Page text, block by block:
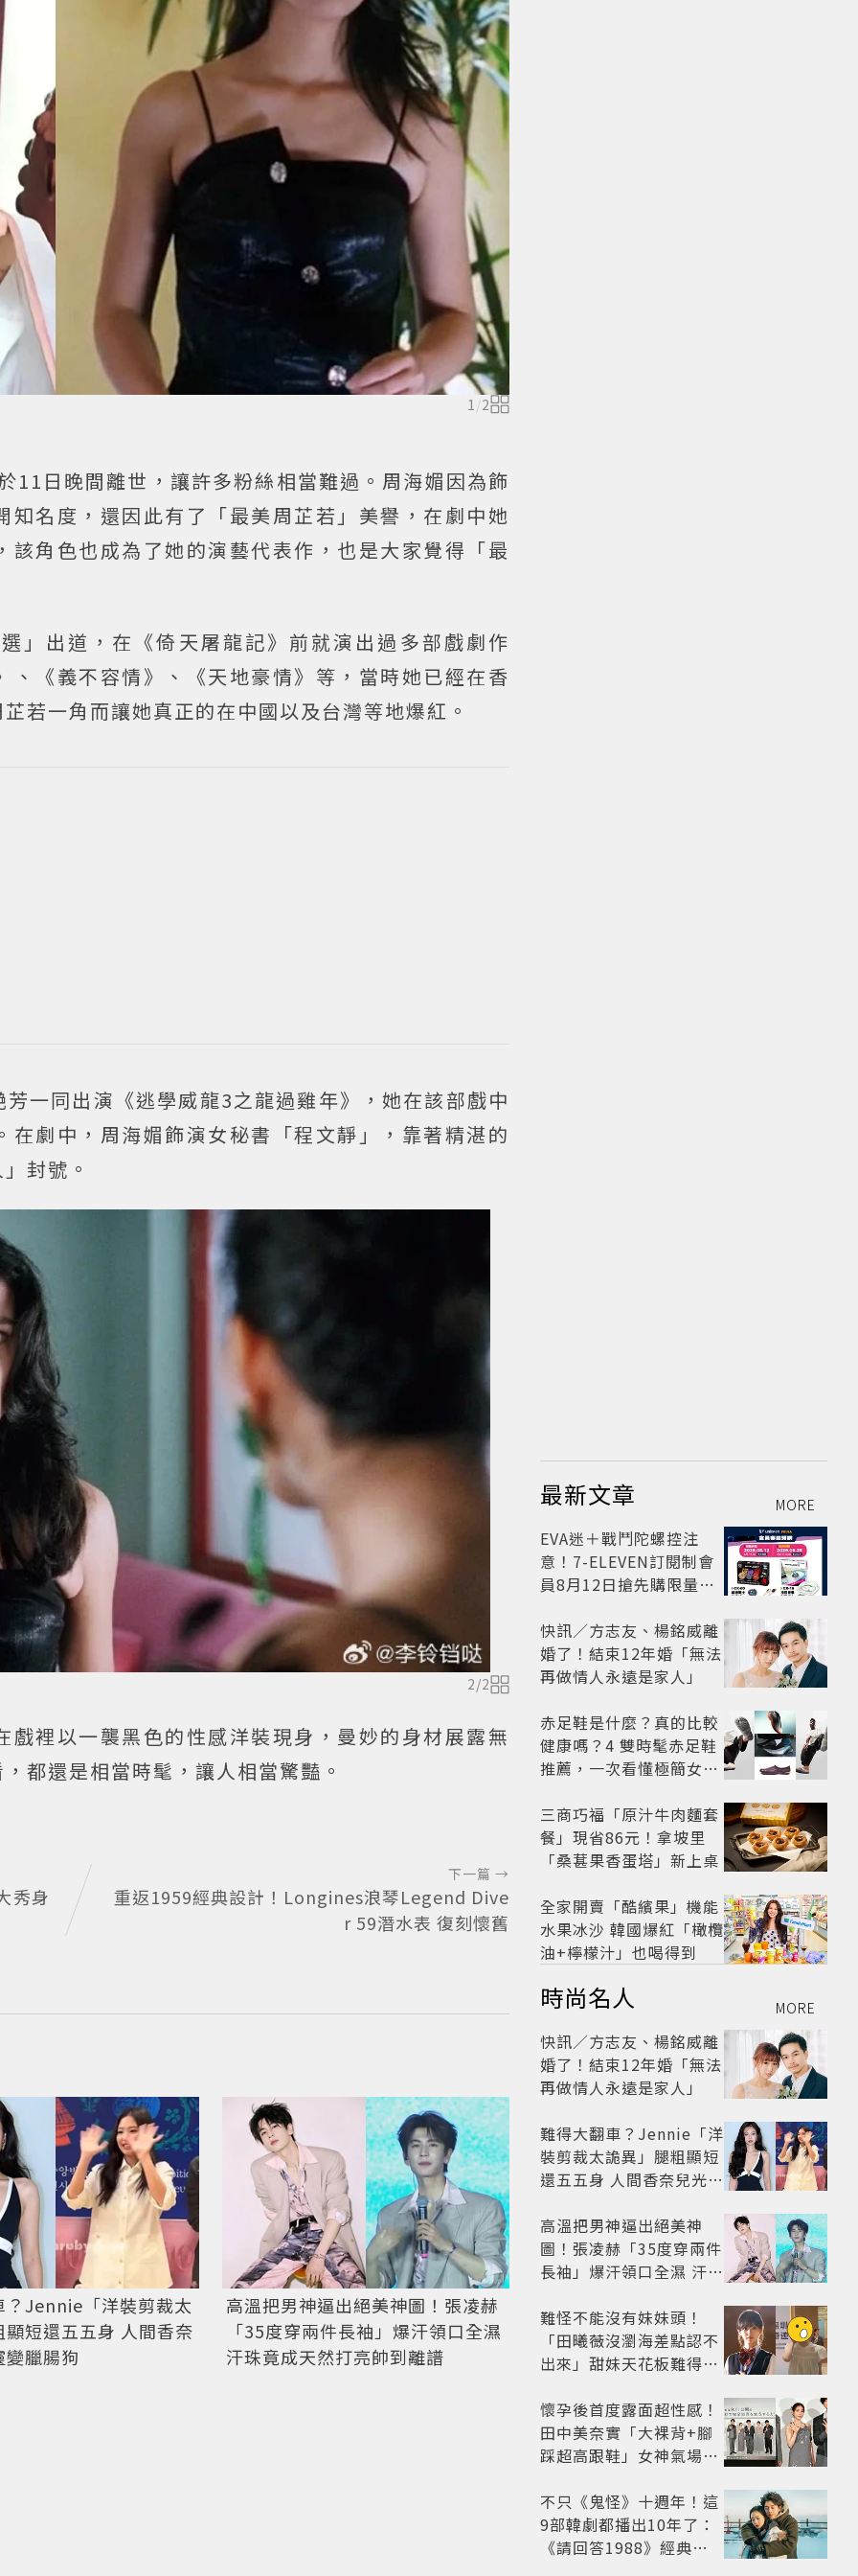
1 /2
11日晚間離世，讓許多粉絲相當難過。周海媚因為飾
名度，還因此有了「最美周芷若」美譽，在劇中她
角色也成為了她的演藝代表作，也是大家覺得「最
」出道，在《倚天屠龍記》前就演出過多部戲劇作
《義不容情》、《天地豪情》等，當時她已經在香
若一角而讓她真正的在中國以及台灣等地爆紅。
一同出演《逃學威龍3之龍過雞年》，她在該部戲中
劇中，周海媚飾演女秘書「程文靜」，靠著精湛的
封號。
2/2
裡以一襲黑色的性感洋裝現身，曼妙的身材展露無
都還是相當時髦，讓人相當驚豔。
秀身
下一篇 →
重返1959經典設計！Longines浪琴Legend Dive
r 59潛水表 復刻懷舊
？Jennie「洋裝剪裁太
顯短還五五身 人間香奈
臘腸狗
高溫把男神逼出絕美神圖！張凌赫
「35度穿兩件長袖」爆汗領口全濕
汗珠竟成天然打亮帥到離譜
最新文章 MORE
EVA迷＋戰鬥陀螺控注
意！7-ELEVEN訂閱制會
員8月12日搶先購限量聯
快訊／方志友、楊銘威離
婚了！結束12年婚「無法
再做情人永遠是家人」
赤足鞋是什麼？真的比較
健康嗎？4 雙時髦赤足鞋
推薦，一次看懂極簡女鞋
三商巧福「原汁牛肉麵套
餐」現省86元！拿坡里
「桑葚果香蛋塔」新上桌
全家開賣「酷繽果」機能
水果冰沙 韓國爆紅「橄欖
油+檸檬汁」也喝得到
時尚名人 MORE
快訊／方志友、楊銘威離
婚了！結束12年婚「無法
再做情人永遠是家人」
難得大翻車？Jennie「洋
裝剪裁太詭異」腿粗顯短
還五五身 人間香奈兒光環
高溫把男神逼出絕美神
圖！張凌赫「35度穿兩件
長袖」爆汗領口全濕 汗珠
難怪不能沒有妹妹頭！
「田曦薇沒瀏海差點認不
出來」甜妹天花板難得露
懷孕後首度露面超性感！
田中美奈實「大裸背+腳
踩超高跟鞋」女神氣場全
不只《鬼怪》十週年！這
9部韓劇都播出10年了：
《請回答1988》經典不